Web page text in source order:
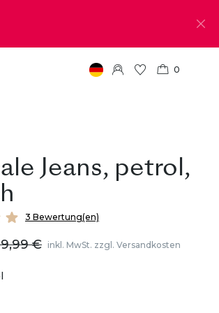
0
Jeans, petrol,
3 Bewertung(en)
€ inkl. MwSt. zzgl. Versandkosten